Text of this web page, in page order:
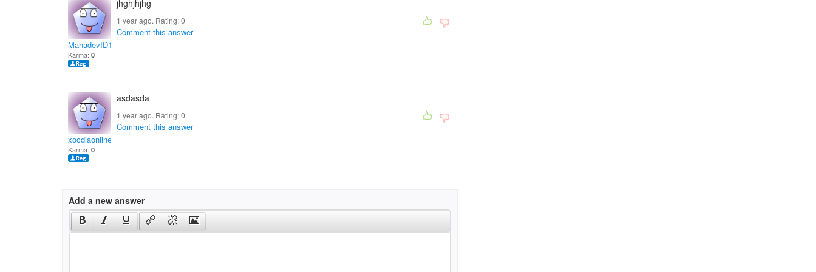
MahadevID1
Karma: 0
jhghjhjhg
1 year ago. Rating:0
Comment this answer
xocdiaonlinecx
Karma: 0
asdasda
1 year ago. Rating:0
Comment this answer
Add a new answer